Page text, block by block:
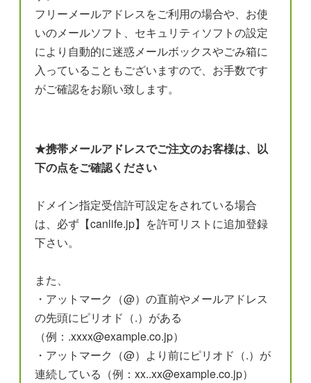
フリーメールアドレスをご利用の場合や、お使
いのメールソフト、セキュリティソフトの設定
により自動的に迷惑メールボックスやごみ箱に
入っていることもございますので、お手数です
がご確認をお願い致します。
★携帯メールアドレスでご注文のお客様は、以
下の点をご確認ください
ドメイン指定受信許可設定をされている場合
は、必ず【canlife.jp】を許可リストに追加登録
下さい。
また、
・アットマーク（@）の直前やメールアドレス
の先頭にピリオド（.）がある
（例：.xxxx@example.co.jp）
・アットマーク（@）より前にピリオド（.）が
連続している（例：xx..xx@example.co.jp）